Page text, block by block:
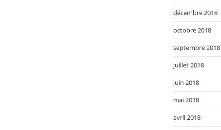
décembre 2018
octobre 2018
septembre 2018
juillet 2018
juin 2018
mai 2018
avril 2018